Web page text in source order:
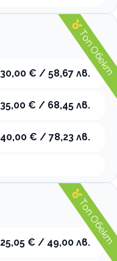
30,00 € / 58,67 лв.
35,00 € / 68,45 лв.
40,00 € / 78,23 лв.
Топ Обект
25,05 € / 49,00 лв.Топ Обект